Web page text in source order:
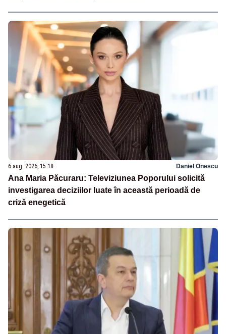
6 aug. 2026, 15:18 Daniel Onescu
Ana Maria Păcuraru: Televiziunea Poporului solicită
investigarea deciziilor luate în această perioadă de
criză enegetică